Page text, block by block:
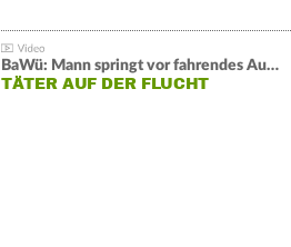
BaWü: Mann springt vor fahrendes Auto und schießt
TÄTER AUF DER FLUCHT